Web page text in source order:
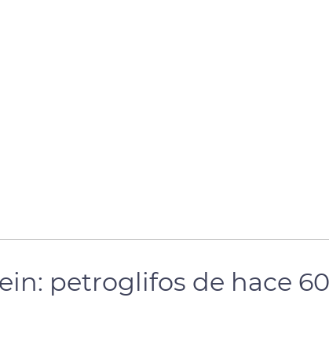
petroglifos de hace